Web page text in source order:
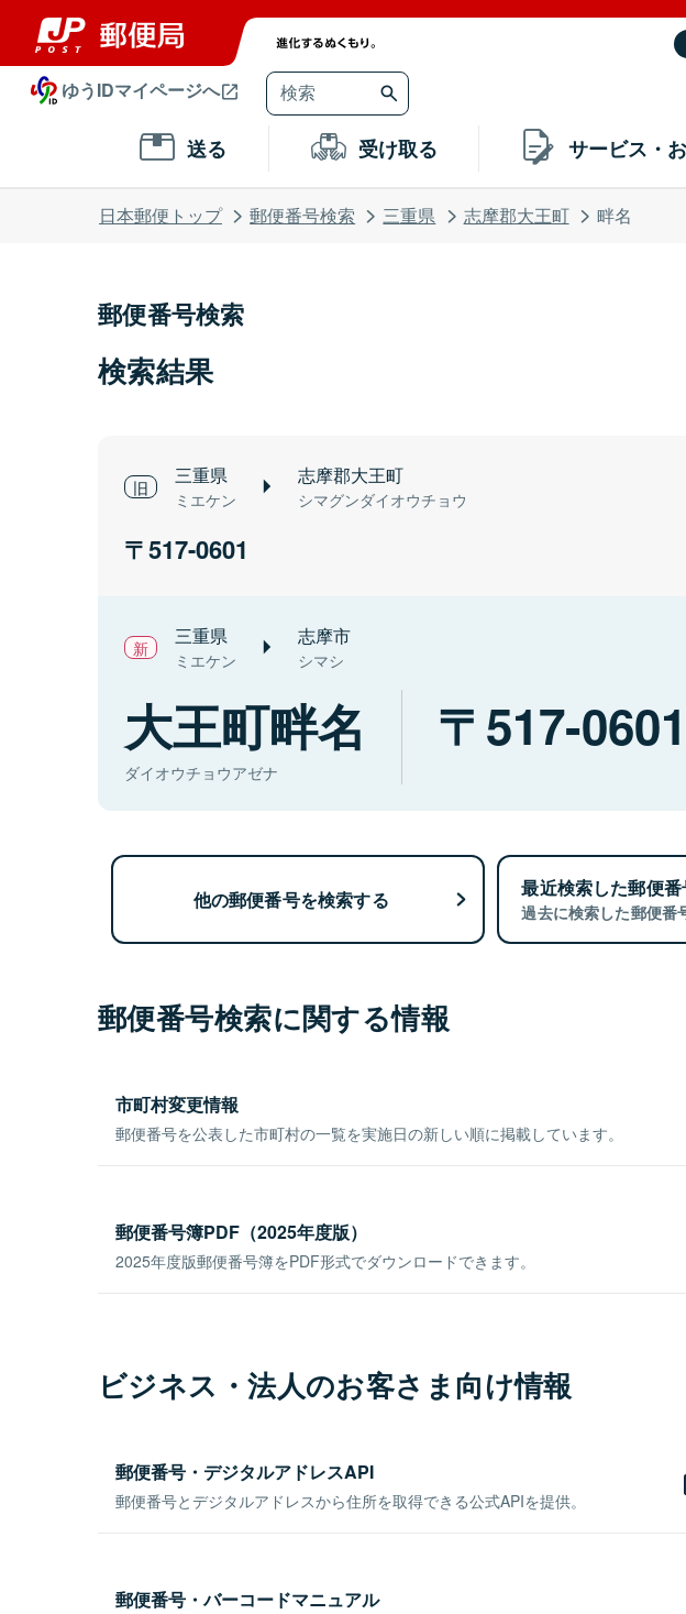
ゆうIDマイページへ
送る 受け取る サービス・
日本郵便トップ 郵便番号検索 三重県 志摩郡大王町 畔名
郵便番号検索
検索結果
三重県
ミエケン
志摩郡大王町
シマグンダイオウチョウ
517-0601
三重県
ミエケン
志摩市
シマシ
大王町畔名
ダイオウチョウアゼナ
517-0601
他の郵便番号を検索する 最近検索した郵便番
過去に検索した郵便番
郵便番号検索に関する情報
市町村変更情報
郵便番号を公表した市町村の一覧を実施日の新しい順に掲載しています。
郵便番号簿PDF（2025年度版）
2025年度版郵便番号簿をPDF形式でダウンロードできます。
ビジネス・法人のお客さま向け情報
郵便番号・デジタルアドレスAPI
郵便番号とデジタルアドレスから住所を取得できる公式APIを提供。
郵便番号・バーコードマニュアル